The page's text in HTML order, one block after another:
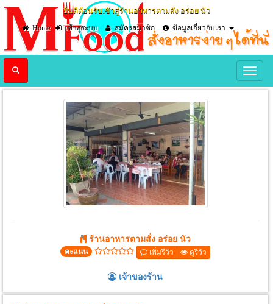
ยินดีต้อนรับเข้าสู่ร้านอาหารตามสั่ง อร่อย นัว
Home
เข้าสู่ระบบ สมัครสมาชิก ข้อมูลเกี่ยวกับเรา
ร้านอาหารตามสั่ง อร่อย นัว
คะแนน เพิ่มรีวิว ดูรีวิว
เจ้าของร้าน